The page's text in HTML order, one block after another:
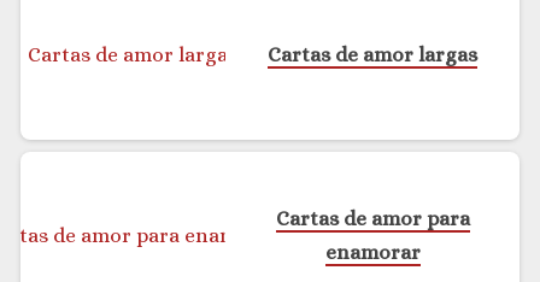
Cartas de amor largas
Cartas de amor para
enamorar